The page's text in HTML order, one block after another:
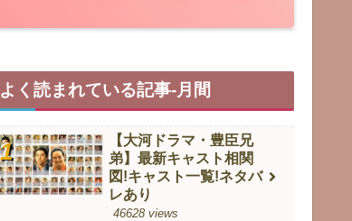
よく読まれている記事-月間
【大河ドラマ・豊臣兄
弟】最新キャスト相関
図!キャスト一覧!ネタバ
レあり
46628 views